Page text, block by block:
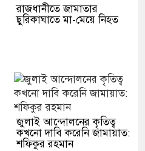
রাজধানীতে জামাতার
ছুরিকাঘাতে মা-মেয়ে নিহত
জুলাই আন্দোলনের কৃতিত্ব
কখনো দাবি করেনি জামায়াত:
শফিকুর রহমান